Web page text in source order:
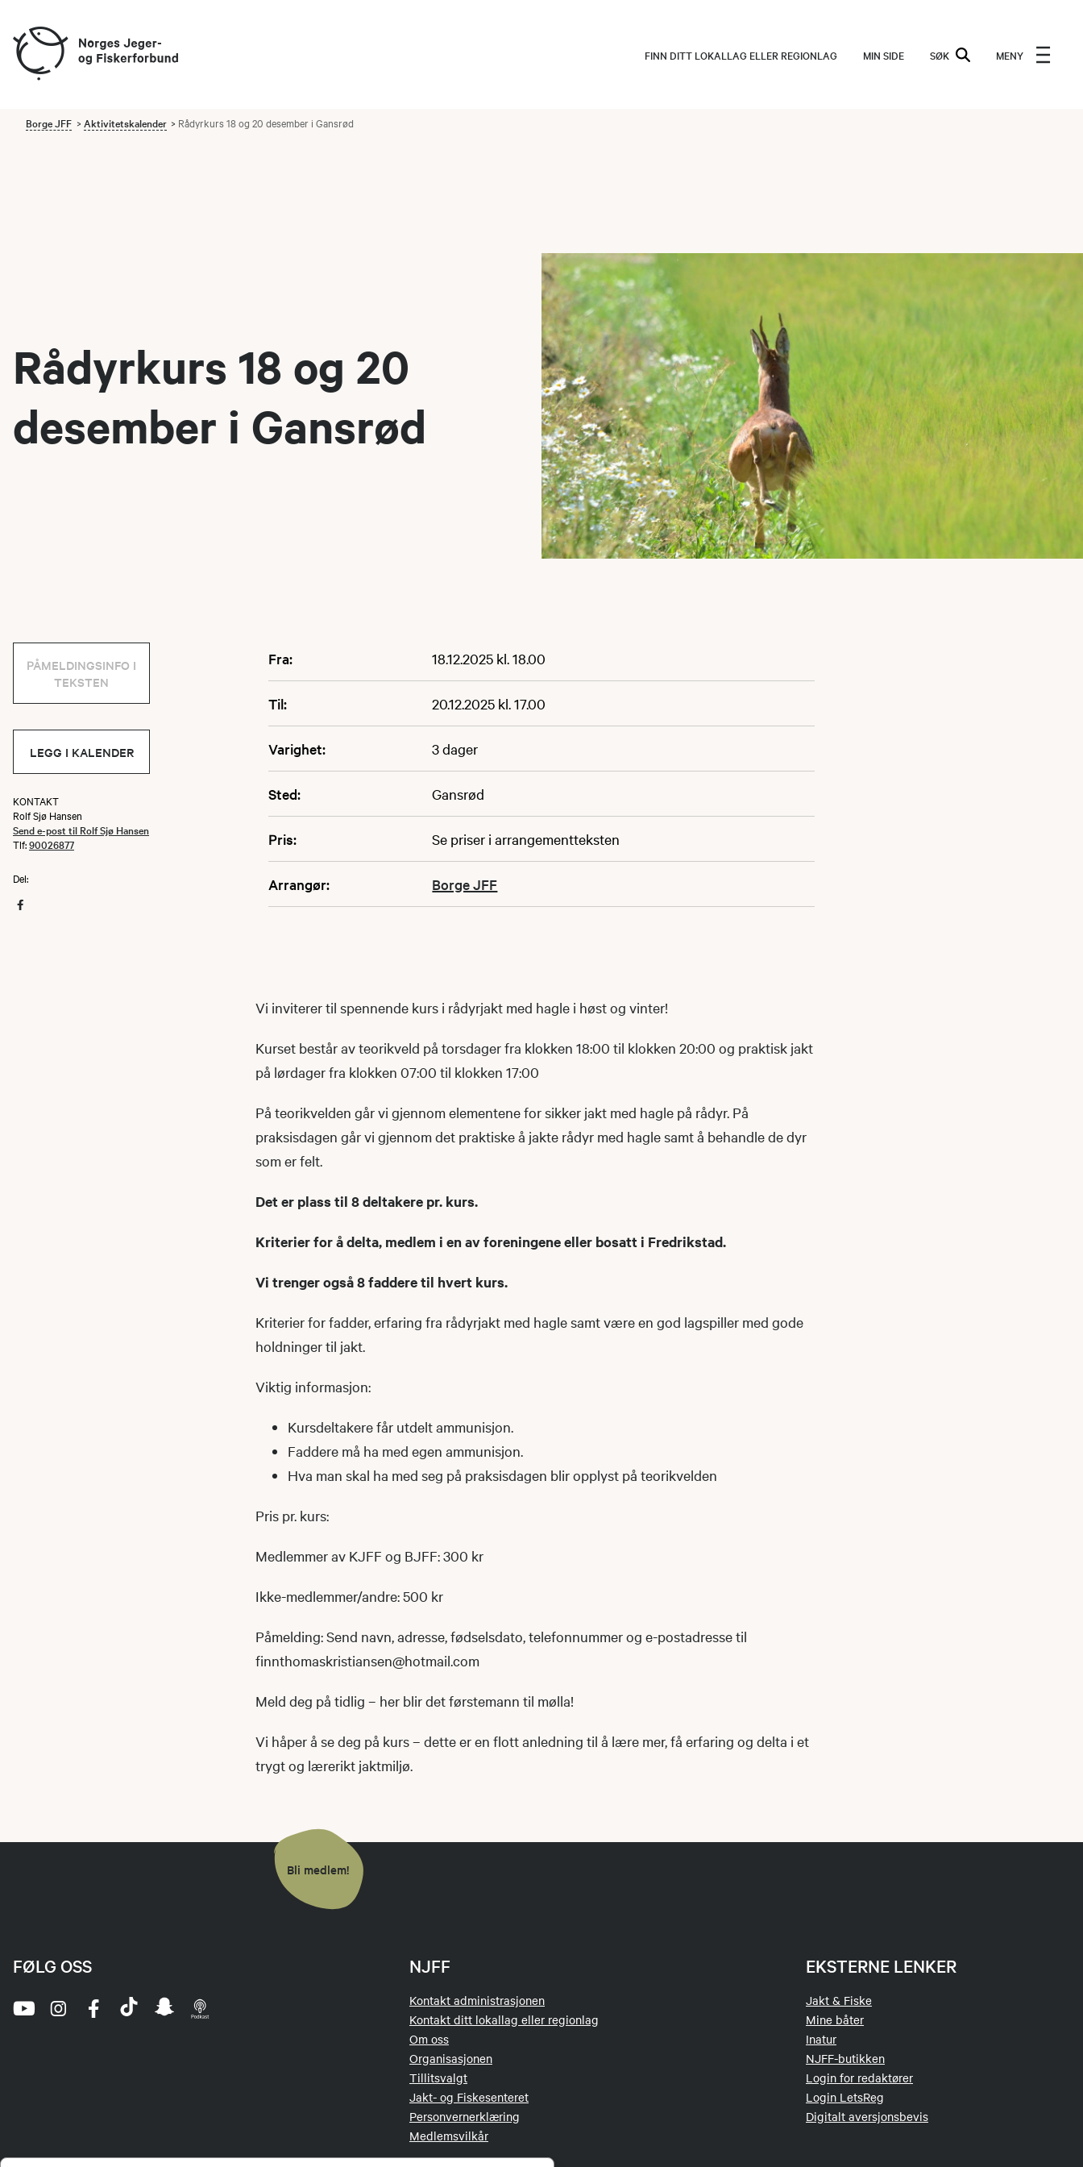
FINN DITT LOKALLAG ELLER REGIONLAG MIN SIDE SØK MENY
Borge JFF Aktivitetskalender Rådyrkurs 18 og 20 desember i Gansrød
Rådyrkurs 18 og 20
desember i Gansrød
Fra: 18.12.2025 kl. 18.00
Til: 20.12.2025 kl. 17.00
Varighet: 3 dager
Sted: Gansrød
Pris: Se priser i arrangementteksten
Arrangør: Borge JFF
PÅMELDINGSINFO I
TEKSTEN
LEGG I KALENDER
KONTAKT
Rolf Sjø Hansen
Send e-post til Rolf Sjø Hansen
Tlf:90026877
Del:
Vi inviterer til spennende kurs i rådyrjakt med hagle i høst og vinter!
Kurset består av teorikveld på torsdager fra klokken 18:00 til klokken 20:00 og praktisk jakt
på lørdager fra klokken 07:00 til klokken 17:00
På teorikvelden går vi gjennom elementene for sikker jakt med hagle på rådyr. På
praksisdagen går vi gjennom det praktiske å jakte rådyr med hagle samt å behandle de dyr
som er felt.
Det er plass til 8 deltakere pr. kurs.
Kriterier for å delta, medlem i en av foreningene eller bosatt i Fredrikstad.
Vi trenger også 8 faddere til hvert kurs.
Kriterier for fadder, erfaring fra rådyrjakt med hagle samt være en god lagspiller med gode
holdninger til jakt.
Viktig informasjon:
Kursdeltakere får utdelt ammunisjon.
Faddere må ha med egen ammunisjon.
Hva man skal ha med seg på praksisdagen blir opplyst på teorikvelden
Pris pr. kurs:
Medlemmer av KJFF og BJFF: 300 kr
Ikke-medlemmer/andre: 500 kr
Påmelding: Send navn, adresse, fødselsdato, telefonnummer og e-postadresse til
finnthomaskristiansen@hotmail.com
Meld deg på tidlig – her blir det førstemann til mølla!
Vi håper å se deg på kurs – dette er en flott anledning til å lære mer, få erfaring og delta i et
trygt og lærerikt jaktmiljø.
Bli medlem!
NJFF
Kontakt administrasjonen
Kontakt ditt lokallag eller regionlag
Om oss
Organisasjonen
Tillitsvalgt
Jakt- og Fiskesenteret
Personvernerklæring
Medlemsvilkår
EKSTERNE LENKER
Jakt & Fiske
Mine båter
Inatur
NJFF-butikken
Login for redaktører
Login LetsReg
Digitalt aversjonsbevis
FØLG OSS